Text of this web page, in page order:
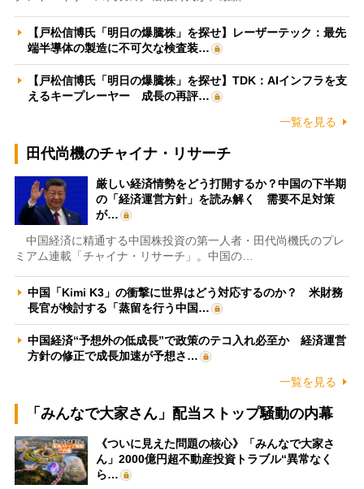
【戸松信博氏「明日の爆騰株」を探せ】レーザーテック：最先
端半導体の製造に不可欠な検査装…
【戸松信博氏「明日の爆騰株」を探せ】TDK：AIインフラを支
えるキープレーヤー 成長の再評…
一覧を見る
田代尚機のチャイナ・リサーチ
厳しい経済情勢をどう打開するか？中国の下半期
の「経済運営方針」を読み解く 需要不足対策
が…
中国経済に精通する中国株投資の第一人者・田代尚機氏のプレ
ミアム連載「チャイナ・リサーチ」。中国の…
中国「Kimi K3」の衝撃に世界はどう対応するのか？ 米財務
長官が検討する「蒸留を行う中国…
中国経済“予想外の低成長”で政策のテコ入れ必至か 経済運営
方針の修正で成長加速が予想さ…
一覧を見る
「みんなで大家さん」配当ストップ騒動の内幕
《ついに見えた問題の核心》「みんなで大家さ
ん」2000億円超不動産投資トラブル“異常なく
ら…